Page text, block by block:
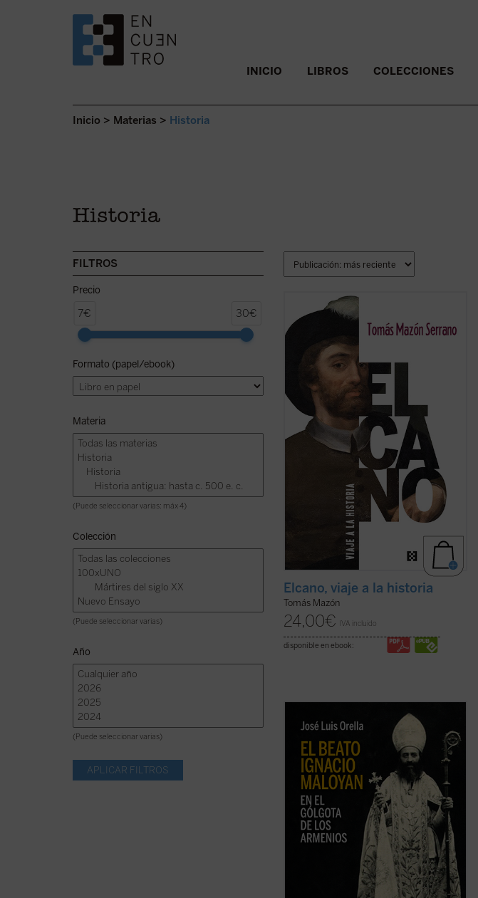
SALTAR AL CONTENIDO. INICIO LIBROS COLECCIONES
Inicio > Materias > Historia
Historia
FILTROS
Precio
7€ 30€
Formato (papel/ebook)
Materia
(Puede seleccionar varias: máx 4)
Colección
(Puede seleccionar varias)
Año
(Puede seleccionar varias)
Elcano, viaje a la historia
Mazón acerca al lector, profano o
experto, las voces de Elcano y los suyos,
que nos llegan a través de crónicas,
relaciones y otros legajos escritos hace
quinientos años, para contar una travesía
(ver ficha)
Elcano, viaje a la historia
Tomás Mazón
24,00€ IVA incluido
disponible en ebook:
El beato Ignacio Maloyan, arzobispo de
Mardin (Turquía), martirizado en 1915, es
uno de los seis obispos armenios
católicos que fueron víctimas del
genocidio armenio en las primeras
décadas del siglo XX. Este libro descubre
aquella hermosa y ...(ver ficha)